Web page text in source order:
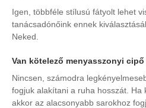
Igen, többféle stílusú fátyolt lehet
tanácsadónőink ennek
Neked.
Van kötelező menyasszonyi
Nincsen, számodra
fogjuk alakítani a ruha hosszát. Ha
akkor az alacsonyabb sarokhoz